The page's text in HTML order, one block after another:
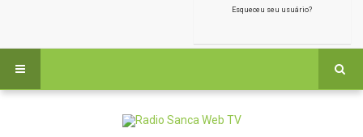
Esqueceu seu usuário?